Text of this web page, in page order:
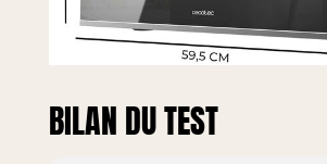
BILAN DU TEST